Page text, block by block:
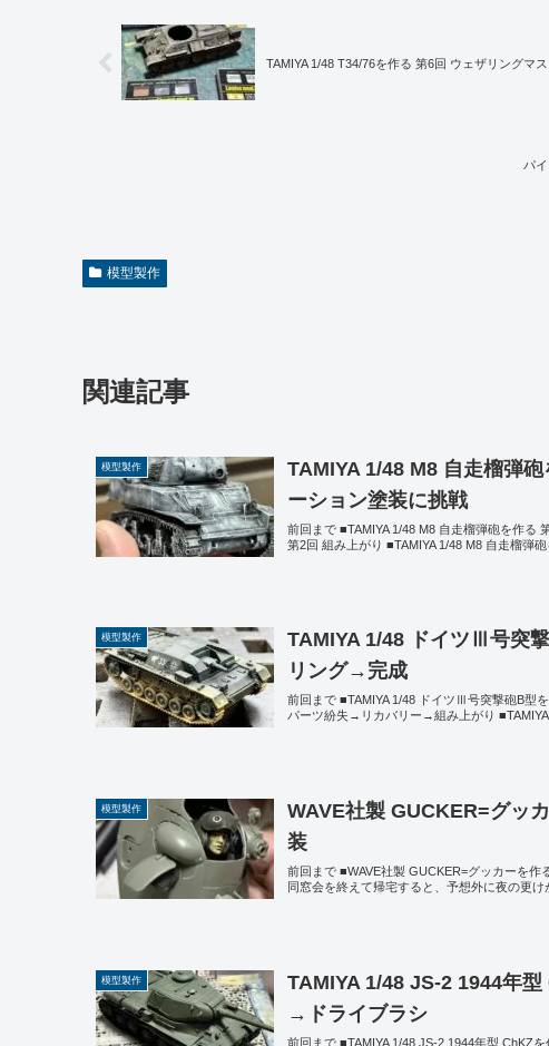
TAMIYA 1/48 T34/76を作る 第6回 ウェザリングマ
パ
模型製作
関連記事
模型製作
TAMIYA 1/48 M8 自走榴弾
ーション塗装に挑戦
前回まで ■TAMIYA 1/48 M8 自走榴弾砲を作
第2回 組み上がり ■TAMIYA 1/48 M8 自走榴弾
模型製作
TAMIYA 1/48 ドイツⅢ号突
リング→完成
前回まで ■TAMIYA 1/48 ドイツⅢ号突撃砲B型
パーツ紛失→リカバリー→組み上がり
模型製作
WAVE社製 GUCKER=グッ
装
前回まで ■WAVE社製 GUCKER=グッカーを
同窓会を終えて帰宅すると、予想外に夜の更
模型製作
TAMIYA 1/48 JS-2 1944年
→ドライブラシ
前回まで ■TAMIYA 1/48 JS-2 1944年型 ChKZ